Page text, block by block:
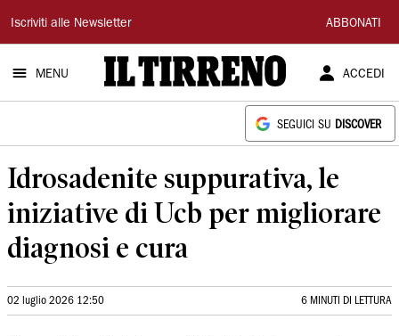
Il
Tirreno
Iscriviti alle Newsletter ABBONATI
MENU ACCEDI
SEGUICI SU DISCOVER
Idrosadenite suppurativa, le
iniziative di Ucb per migliorare
diagnosi e cura
02 luglio 2026 12:50 6 MINUTI DI LETTURA